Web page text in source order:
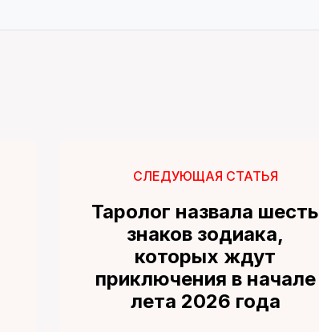
СЛЕДУЮЩАЯ СТАТЬЯ
Таролог назвала шесть
знаков зодиака,
которых ждут
приключения в начале
лета 2026 года